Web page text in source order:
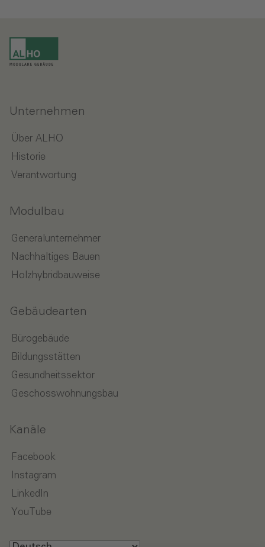
Unternehmen
Über ALHO
Historie
Verantwortung
Modulbau
Generalunternehmer
Nachhaltiges Bauen
Holzhybridbauweise
Gebäudearten
Bürogebäude
Bildungsstätten
Gesundheitssektor
Geschosswohnungsbau
Kanäle
Facebook
Instagram
LinkedIn
YouTube